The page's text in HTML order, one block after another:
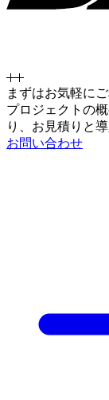
まずはお気軽に
プロジェクトの
り、お見積りと
お問い合わせ